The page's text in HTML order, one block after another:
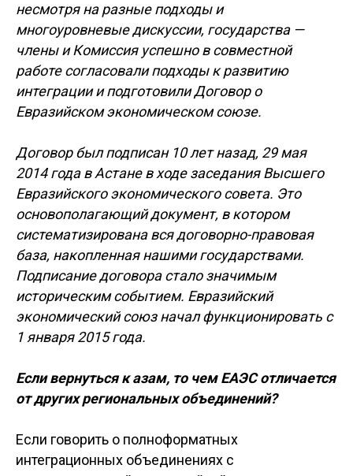
несмотря на разные подходы и
многоуровневые дискуссии, государства —
члены и Комиссия успешно в совместной
работе согласовали подходы к развитию
интеграции и подготовили Договор о
Евразийском экономическом союзе.
Договор был подписан 10 лет назад, 29 мая
2014 года в Астане в ходе заседания Высшего
Евразийского экономического совета. Это
основополагающий документ, в котором
систематизирована вся договорно-правовая
база, накопленная нашими государствами.
Подписание договора стало значимым
историческим событием. Евразийский
экономический союз начал функционировать с
1 января 2015 года.
Если вернуться к азам, то чем ЕАЭС отличается
от других региональных объединений?
Если говорить о полноформатных
интеграционных объединениях с